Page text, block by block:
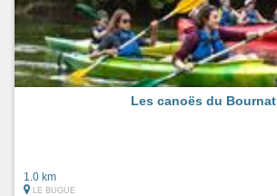
Les canoës du Bournat
1.0 km
LE BUGUE